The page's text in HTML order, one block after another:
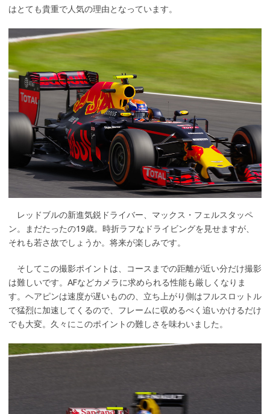
はとても貴重で人気の理由となっています。
レッドブルの新進気鋭ドライバー、マックス・フェルスタッペ
ン。まだたったの19歳。時折ラフなドライビングを見せますが、
それも若さ故でしょうか。将来が楽しみです。
そしてこの撮影ポイントは、コースまでの距離が近い分だけ撮影
は難しいです。AFなどカメラに求められる性能も厳しくなりま
す。ヘアピンは速度が遅いものの、立ち上がり側はフルスロットル
で猛烈に加速してくるので、フレームに収めるべく追いかけるだけ
でも大変。久々にこのポイントの難しさを味わいました。